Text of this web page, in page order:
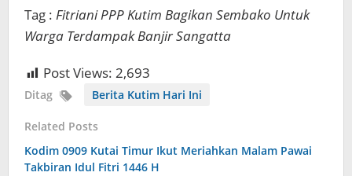
Tag : Fitriani PPP Kutim Bagikan Sembako Untuk
Warga Terdampak Banjir Sangatta
Post Views: 2,693
Ditag Berita Kutim Hari Ini
Related Posts
Kodim 0909 Kutai Timur Ikut Meriahkan Malam Pawai
Takbiran Idul Fitri 1446 H